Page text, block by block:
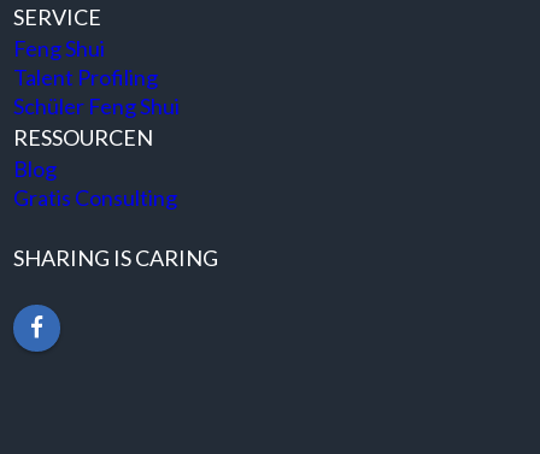
SERVICE
Feng Shui
Talent Profiling
Schüler Feng Shui
RESSOURCEN
Blog
Gratis Consulting
SHARING IS CARING